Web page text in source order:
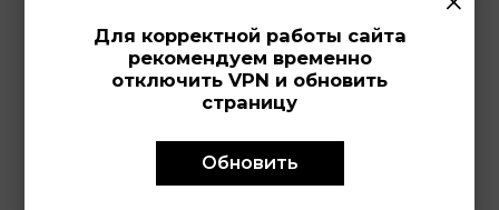
Для корректной работы сайта
рекомендуем временно
отключить VPN и обновить
страницу
Обновить